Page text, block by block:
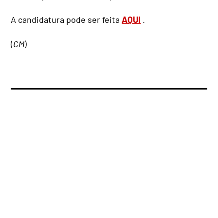
A candidatura pode ser feitaAQUI .
(CM)